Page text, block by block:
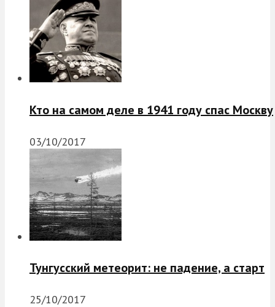
Кто на самом деле в 1941 году спас Москву
03/10/2017
Тунгусский метеорит: не падение, а старт
25/10/2017